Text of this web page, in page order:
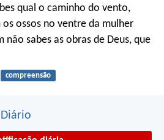
qual o caminho do vento,
ossos no ventre da mulher
não sabes as obras de Deus, que
compreensão